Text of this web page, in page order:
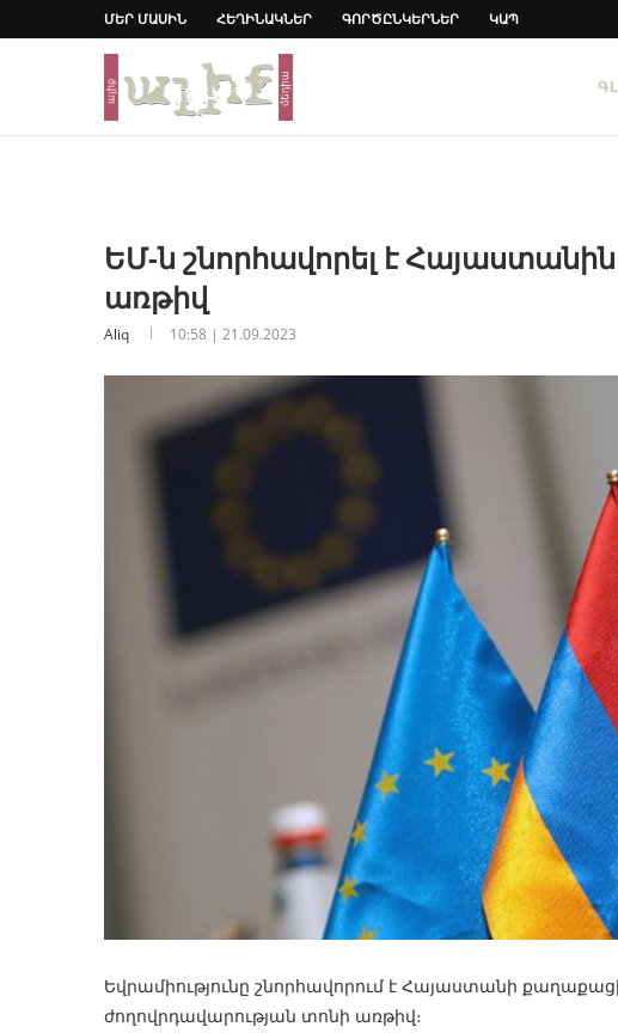
ՄԵՐ ՄԱՍԻՆ ՀԵՂԻՆԱԿՆԵՐ ԳՈՐԾԸՆԿԵՐՆԵՐ ԿԱՊ
ԵՄ-ն շնորհավորել է
առթիվ
Aliq 10:58 | 21.09.2023
Եվրամիությունը շնորհավորում է Հայաստանի
ժողովրդավարության տոնի առթիվ։